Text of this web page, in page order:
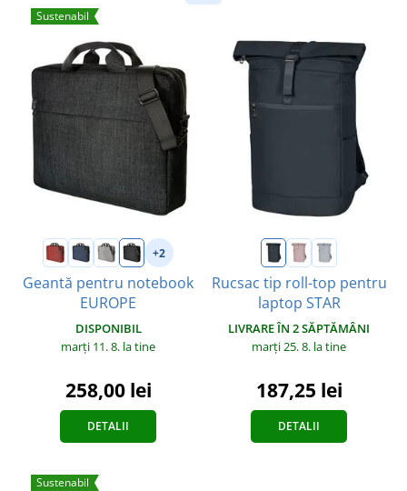
Sustenabil
+2
Geantă pentru notebook
EUROPE
DISPONIBIL
marți 11. 8. la tine
258,00 lei
DETALII
Rucsac tip roll-top pentru
laptop STAR
LIVRARE ÎN 2 SĂPTĂMÂNI
marți 25. 8. la tine
187,25 lei
DETALII
Sustenabil